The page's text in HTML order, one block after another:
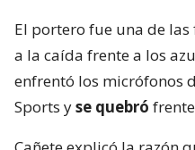
El portero fue una de
a la caída frente a los
enfrentó los micrófonos
Sports yse quebró